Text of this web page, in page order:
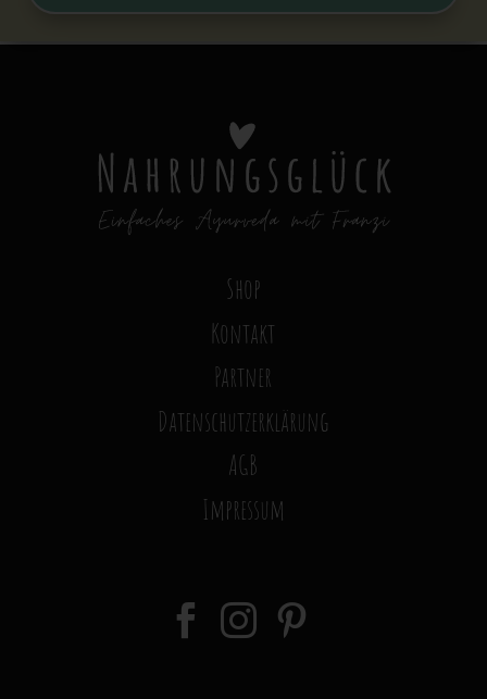
Shop
Kontakt
Partner
Datenschutzerklärung
AGB
Impressum
  